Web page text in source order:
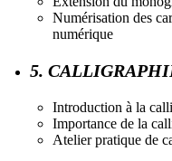
Numérisation des
numérique
5.
Introduction à la
Importance de la
Atelier pratique de